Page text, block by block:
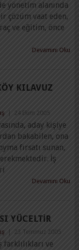
yönetim alanında
çözüm vaat eden,
ve eğitim, önce
Devamını Oku
KILAVUZ
24 Ekim 2005
aday kişiye
bakabilen, ona
fırsatı sunan,
İş
Devamını Oku
YÜCELTIR
23 Temmuz 2005
farklılıkları ve